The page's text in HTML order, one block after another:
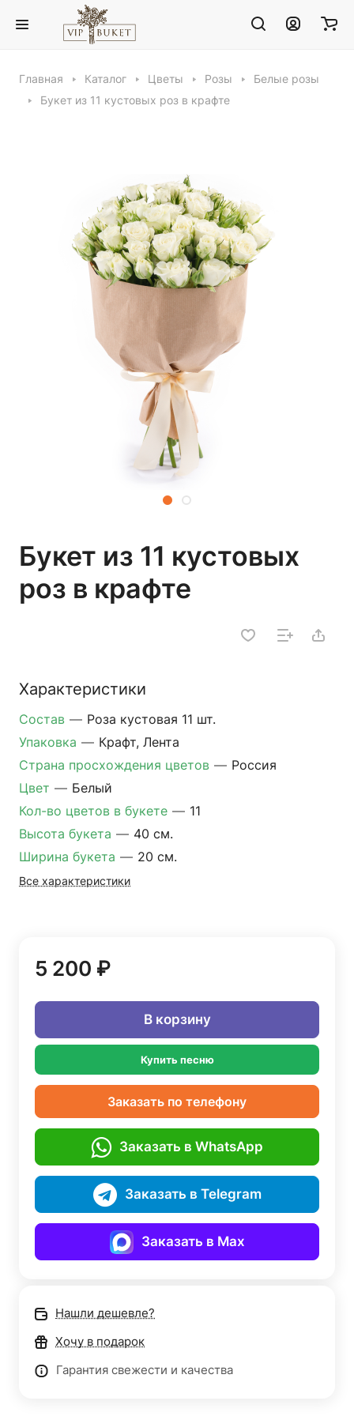
Главная Каталог Цветы Розы
Белые розы
Букет из 11 кустовых роз в крафте
Букет из 11 кустовых
роз в крафте
Характеристики
Состав — Роза кустовая 11 шт.
Упаковка — Крафт, Лента
Страна просхождения цветов — Россия
Цвет — Белый
Кол-во цветов в букете — 11
Высота букета — 40 см.
Ширина букета — 20 см.
Все характеристики
5 200 ₽
В корзину
Купить песню
Заказать по телефону
Заказать в WhatsApp
Заказать в Telegram
Заказать в Max
Нашли дешевле?
Хочу в подарок
Гарантия свежести и качества